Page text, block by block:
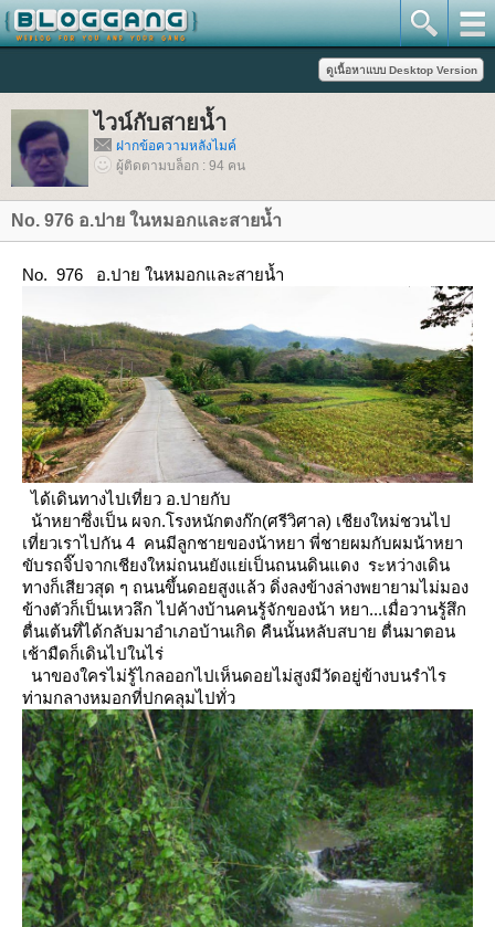
ไวน์กับสายน้ำ
ฝากข้อความหลังไมค์
ผู้ติดตามบล็อก : 94 คน
No. 976 อ.ปาย ในหมอกและสายน้ำ
No. 976 อ.ปาย ในหมอกและสายน้ำ
ได้เดินทางไปเที่ยว อ.ปายกับ
น้าหยาซึ่งเป็น ผจก.โรงหนักตงก๊ก(ศรีวิศาล) เชียงใหม่ชวนไป
เที่ยวเราไปกัน 4 คนมีลูกชายของน้าหยา พี่ชายผมกับผมน้าหยา
ขับรถจิ๊ปจากเชียงใหม่ถนนยังแย่เป็นถนนดินแดง ระหว่างเดิน
ทางก็เสียวสุด ๆ ถนนขึ้นดอยสูงแล้ว ดิ่งลงข้างล่างพยายามไม่มอง
ข้างตัวก็เป็นเหวลึก ไปค้างบ้านคนรู้จักของน้า หยา...เมื่อวานรู้สึก
ตื่นเต้นทึ่ได้กลับมาอำเภอบ้านเกิด คืนนั้นหลับสบาย ตื่นมาตอน
เช้ามืดก็เดินไปในไร่
นาของใครไม่รู้ไกลออกไปเห็นดอยไม่สูงมีวัดอยู่ข้างบนรำไร
ท่ามกลางหมอกที่ปกคลุมไปทั่ว